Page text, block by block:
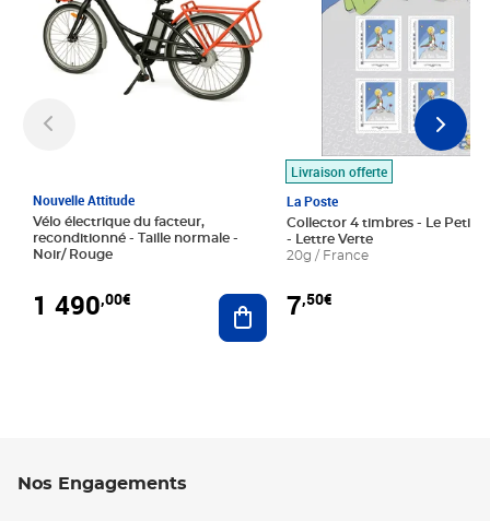
Nouvelle Attitude
Vélo électrique du facteur,
reconditionné - Taille normale -
Noir/ Rouge
1 490,00€ Ajouter au panier
Livraison offerte
La Poste
Collector 4 timbres - Le Petit
- Lettre Verte
20g / France
7,50€
Nos Engagements